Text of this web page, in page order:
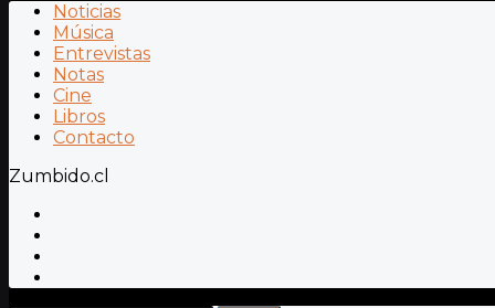
Noticias
Música
Entrevistas
Notas
Cine
Libros
Contacto
Zumbido.cl